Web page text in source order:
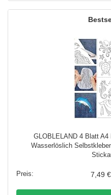
GLOBLELAND 4 Blatt
Wasserlöslich
7,49 €